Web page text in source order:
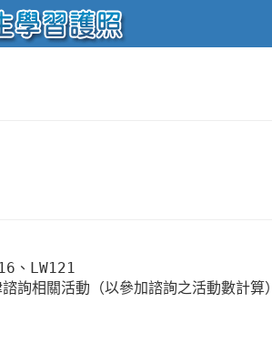
、LW121
詢相關活動（以參加諮詢之活動數計算）